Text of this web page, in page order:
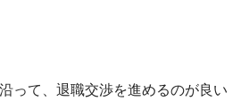
って、退職交渉を進めるのが良い